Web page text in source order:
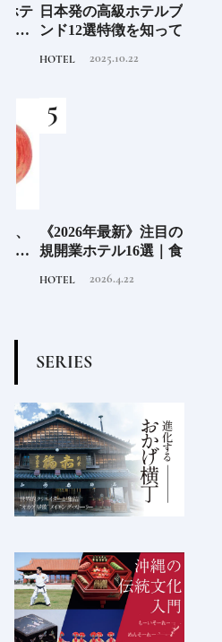
日本発の高級ホテルブラ
ンド12選特徴を知って、
喫｜ホテルブランド大解
HOTEL 2025.10.22
《2026年最新》注目の新
規開業ホテル16選｜食・
HOTEL 2026.4.22
SERIES